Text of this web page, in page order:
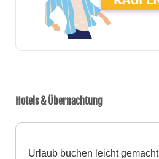
Hotels & Übernachtung
Urlaub buchen leicht gemacht